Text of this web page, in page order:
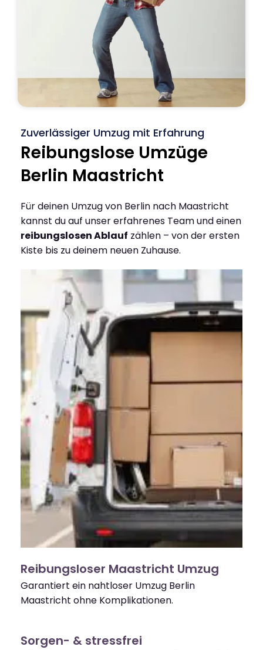
Zuverlässiger Umzug mit Erfahrung
Reibungslose Umzüge
Berlin Maastricht
Für deinen Umzug von Berlin nach Maastricht
kannst du auf unser erfahrenes Team und einen
reibungslosen Ablauf zählen – von der ersten
Kiste bis zu deinem neuen Zuhause.
Reibungsloser Maastricht Umzug
Garantiert ein nahtloser Umzug Berlin
Maastricht ohne Komplikationen.
Sorgen- & stressfrei